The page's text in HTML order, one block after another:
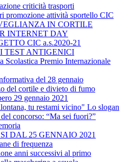
criticità trasporti
promozione attività sportello CIC
IN CORTILE
INTERNET DAY
CIC a.s.2020-21
TEST ANTIGENICI
Scolastica Premio Internazionale
del 28 gennaio
del cortile e divieto di fumo
29 gennaio 2021
tu restami vicino" Lo slogan
concorso: “Ma sei fuori?”
DAL 25 GENNAIO 2021
di frequenza
anni successivi al primo